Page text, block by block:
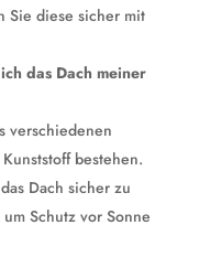
Sie diese sicher mit
das Dach meiner
verschiedenen
bestehen.
Dach sicher zu
Schutz vor Sonne